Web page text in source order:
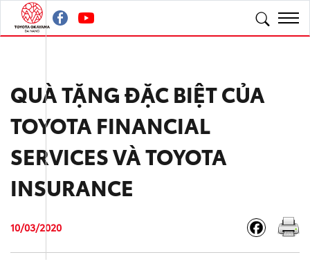
QUÀ TẶNG ĐẶC BIỆT CỦA
TOYOTA FINANCIAL
SERVICES VÀ TOYOTA
INSURANCE
10/03/2020